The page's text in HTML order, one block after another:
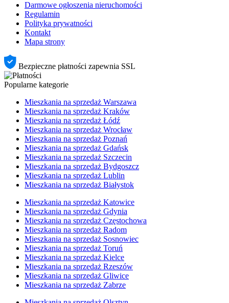
Darmowe ogłoszenia nieruchomości
Regulamin
Polityka prywatności
Kontakt
Mapa strony
Bezpieczne płatności zapewnia SSL
Popularne kategorie
Mieszkania na sprzedaż Warszawa
Mieszkania na sprzedaż Kraków
Mieszkania na sprzedaż Łódź
Mieszkania na sprzedaż Wrocław
Mieszkania na sprzedaż Poznań
Mieszkania na sprzedaż Gdańsk
Mieszkania na sprzedaż Szczecin
Mieszkania na sprzedaż Bydgoszcz
Mieszkania na sprzedaż Lublin
Mieszkania na sprzedaż Białystok
Mieszkania na sprzedaż Katowice
Mieszkania na sprzedaż Gdynia
Mieszkania na sprzedaż Częstochowa
Mieszkania na sprzedaż Radom
Mieszkania na sprzedaż Sosnowiec
Mieszkania na sprzedaż Toruń
Mieszkania na sprzedaż Kielce
Mieszkania na sprzedaż Rzeszów
Mieszkania na sprzedaż Gliwice
Mieszkania na sprzedaż Zabrze